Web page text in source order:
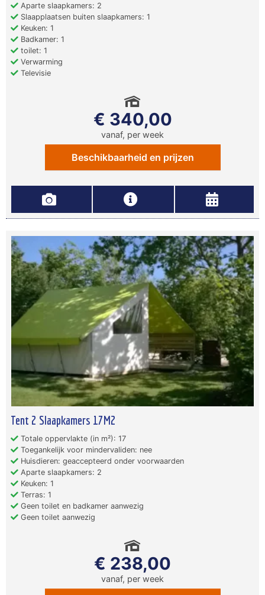
Aparte slaapkamers: 2
Slaapplaatsen buiten slaapkamers: 1
Keuken: 1
Badkamer: 1
toilet: 1
Verwarming
Televisie
€ 340,00
vanaf, per week
Beschikbaarheid en prijzen
Tent 2 Slaapkamers 17M2
Totale oppervlakte (in m²): 17
Toegankelijk voor mindervaliden: nee
Huisdieren: geaccepteerd onder voorwaarden
Aparte slaapkamers: 2
Keuken: 1
Terras: 1
Geen toilet en badkamer aanwezig
Geen toilet aanwezig
€ 238,00
vanaf, per week